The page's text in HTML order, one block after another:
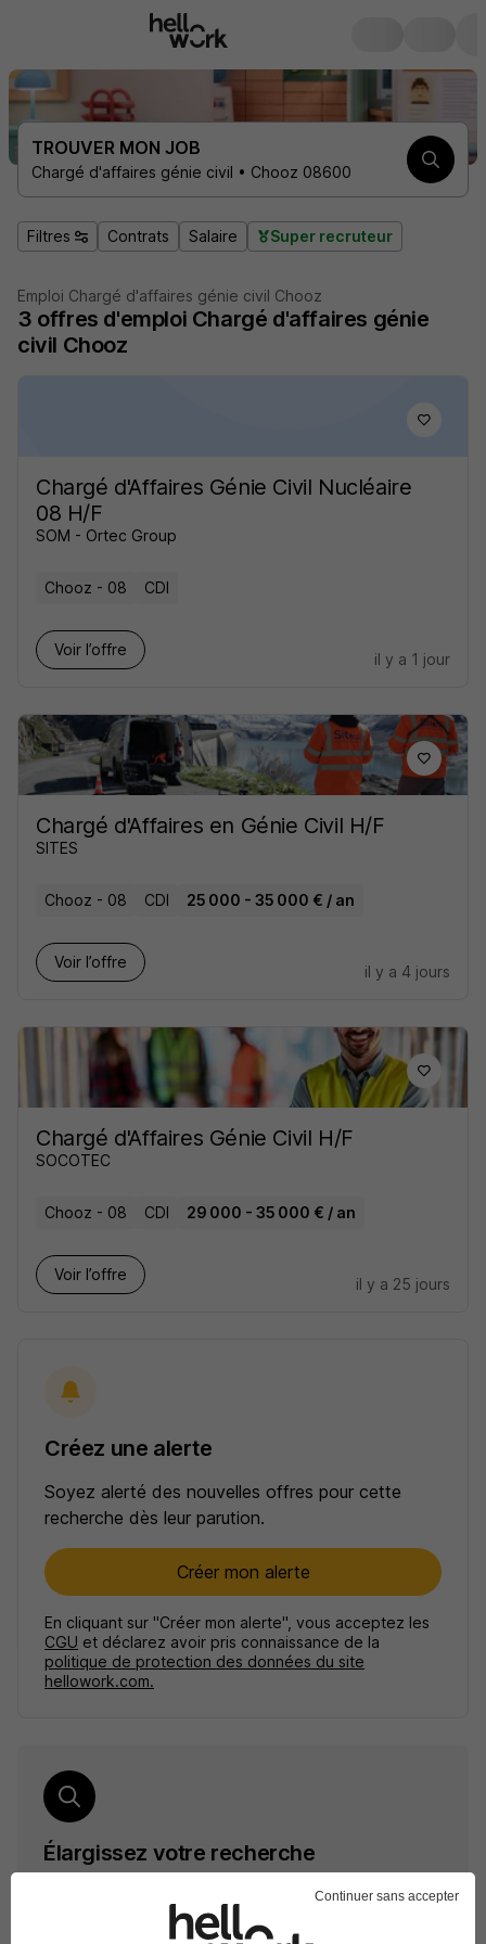
TROUVER MON JOB
Chargé d'affaires génie civil • Chooz 08600
Filtres Contrats Salaire Super recruteur
Emploi Chargé d'affaires génie civil Chooz
3 offres d'emploi Chargé d'affaires génie
civil Chooz
Chargé d'Affaires Génie Civil Nucléaire
08 H/F
SOM - Ortec Group
Chooz - 08 CDI
Voir l’offre
il y a 1 jour
Chargé d'Affaires en Génie Civil H/F
SITES
Chooz - 08 CDI 25 000 - 35 000 € / an
Voir l’offre
il y a 4 jours
Chargé d'Affaires Génie Civil H/F
SOCOTEC
Chooz - 08 CDI 29 000 - 35 000 € / an
Voir l’offre
il y a 25 jours
Créez une alerte
Soyez alerté des nouvelles offres pour cette
recherche dès leur parution.
Créer mon alerte
En cliquant sur "Créer mon alerte", vous acceptez les
CGU et déclarez avoir pris connaissance de la
politique de protection des données du site
hellowork.com.
Élargissez votre recherche
Emploi Chargé d'affaires génie civil Chooz
Emploi BTP à Chooz
Continuer sans accepter